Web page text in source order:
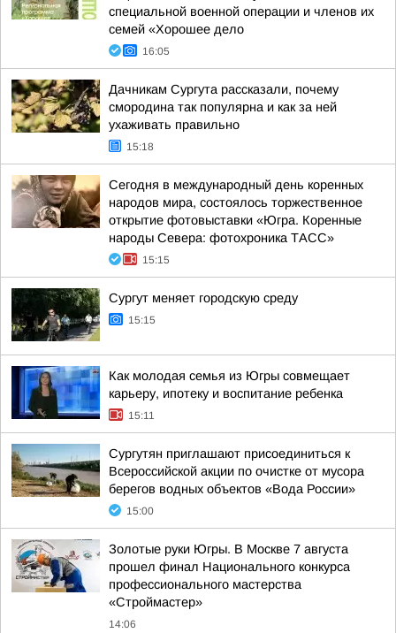
специальной военной операции и членов их
семей «Хорошее дело
16:05
Дачникам Сургута рассказали, почему
смородина так популярна и как за ней
ухаживать правильно
15:18
Сегодня в международный день коренных
народов мира, состоялось торжественное
открытие фотовыставки «Югра. Коренные
народы Севера: фотохроника ТАСС»
15:15
Сургут меняет городскую среду
15:15
Как молодая семья из Югры совмещает
карьеру, ипотеку и воспитание ребенка
15:11
Сургутян приглашают присоединиться к
Всероссийской акции по очистке от мусора
берегов водных объектов «Вода России»
15:00
Золотые руки Югры. В Москве 7 августа
прошел финал Национального конкурса
профессионального мастерства
«Строймастер»
14:06